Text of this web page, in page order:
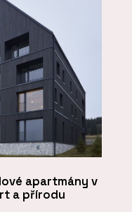
apartmány v
a přírodu